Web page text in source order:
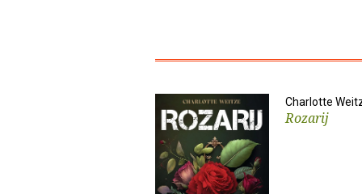
Charlotte
Rozarij